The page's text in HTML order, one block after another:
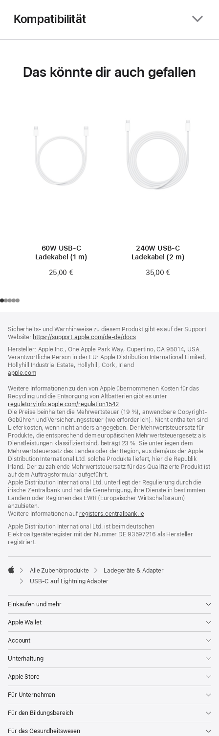
Kompatibilität
Das könnte dir auch gefallen
60W USB‑C
Ladekabel (1 m)
25,00 €
240W USB‑C
Ladekabel (2 m)
35,00 €
Sicherheits- und Warnhinweise zu diesem Produkt gibt es auf der Support
Website: https://support.apple.com/de-de/docs(öffnet
neues
Fenster)
Hersteller: Apple Inc., One Apple Park Way, Cupertino, CA 95014, USA.
Verantwortliche Person in der EU: Apple Distribution International Limited,
Hollyhill Industrial Estate, Hollyhill, Cork, Irland
apple.com(öffnet
neues
Fenster)
Weitere Informationen zu den von Apple übernommenen Kosten für das
Recycling und die Entsorgung von Altbatterien gibt es unter
regulatoryinfo.apple.com/regulation1542
ein
neues
Fenster)
Die Preise beinhalten die Mehrwertsteuer (19 %), anwendbare Copyright-
Gebühren und Versicherungssteuer (wo erforderlich). Nicht enthalten sind
Lieferkosten, wenn nicht anders angegeben. Der Mehrwertsteuersatz für
Produkte, die entsprechend dem europäischen Mehrwertsteuergesetz als
Dienstleistungen klassifiziert sind, beträgt 23 %. Sie unterliegen dem
Mehrwertsteuersatz des Landes oder der Region, aus dem/aus der Apple
Distribution International Ltd. solche Produkte liefert, hier die Republik
Irland. Der zu zahlende Mehrwertsteuersatz für das Qualifizierte Produkt ist
auf dem Auftragsformular aufgeführt.
Apple Distribution International Ltd. unterliegt der Regulierung durch die
irische Zentralbank und hat die Genehmigung, ihre Dienste in bestimmten
Ländern oder Regionen des EWR (Europäischer Wirtschaftsraum)
anzubieten.
Weitere Informationen auf registers.centralbank.ie
Apple Distribution International Ltd. ist beim deutschen
Elektroaltgeräteregister mit der Nummer DE 93597216 als Hersteller
registriert.
Apple
Alle Zubehörprodukte
Ladegeräte & Adapter
USB‑C auf Lightning Adapter
Einkaufen und mehr
Apple Wallet
Account
Unterhaltung
Apple Store
Für Unternehmen
Für den Bildungsbereich
Für das Gesundheitswesen